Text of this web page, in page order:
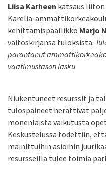
Liisa Karheen katsaus
Karelia-
kehittämispäällikkö Marjo
väitöskirjansa tuloksista:
parantanut
vaatimustason lasku.
Niukentuneet resurssit ja
tulospaineet herättivät
monenlaista vaikutusta
Keskustelussa todettiin,
mainittuihin asioihin
resursseilla tulee toimia